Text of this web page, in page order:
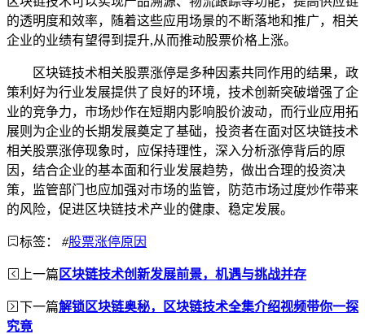
的透明度和效率，随着这些应用场景的不断落地和推广，相关
企业的业绩有望得到提升,从而推动股票价格上涨。
区块链技术相关股票涨停是多种因素共同作用的结果，政
策利好为行业发展提供了良好的环境，技术创新突破增强了企
业的竞争力，市场炒作在短期内影响股价波动，而行业应用拓
展则为企业的长期发展奠定了基础，投资者在面对区块链技术
相关股票涨停现象时，应保持理性，深入分析涨停背后的原
因，结合企业的基本面和行业发展趋势，做出合理的投资决
策，监管部门也应加强对市场的监管，防范市场过度炒作带来
的风险，促进区块链技术产业的健康、稳定发展。
标签： #股票涨停原因
上一篇 区块链技术创新发展前景，机遇与挑战并存
下一篇解锁区块链奥秘，区块链技术全集介绍视频带你一探
究竟